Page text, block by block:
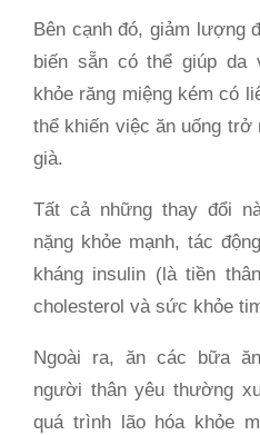
Bên cạnh đó, giảm lượng
biến sẵn có thể giúp da
khỏe răng miệng kém có
thể khiến việc ăn uống
già.
Tất cả những thay đổi
nặng khỏe mạnh, tác
kháng insulin (là tiền
cholesterol và sức khỏe
Ngoài ra, ăn các bữa
người thân yêu thường
quá trình lão hóa khỏe